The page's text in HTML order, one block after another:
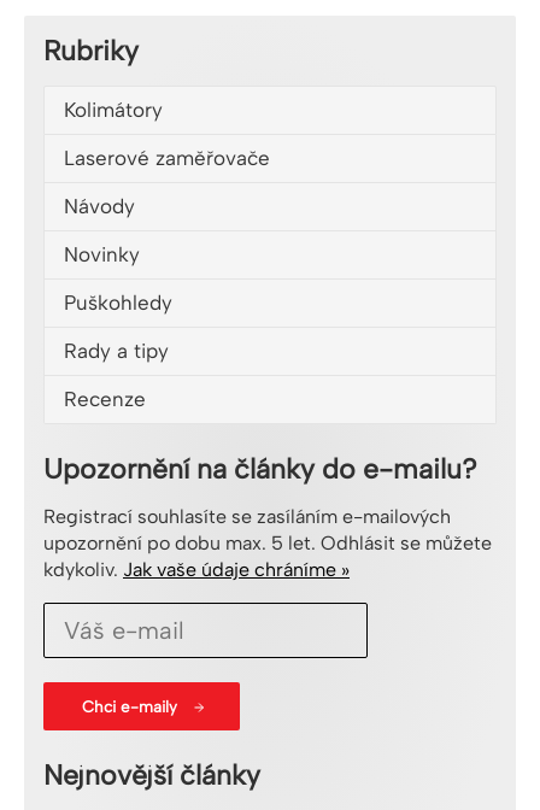
Rubriky
Kolimátory
Laserové zaměřovače
Návody
Novinky
Puškohledy
Rady a tipy
Recenze
Upozornění na články do e-mailu?
Registrací souhlasíte se zasíláním e-mailových
upozornění po dobu max. 5 let. Odhlásit se můžete
kdykoliv. Jak vaše údaje chráníme »
Nejnovější články